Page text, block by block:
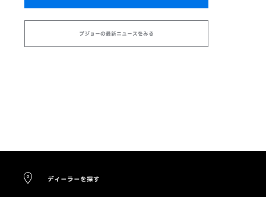
プジョーの最新ニュースをみる
ディーラーを探す